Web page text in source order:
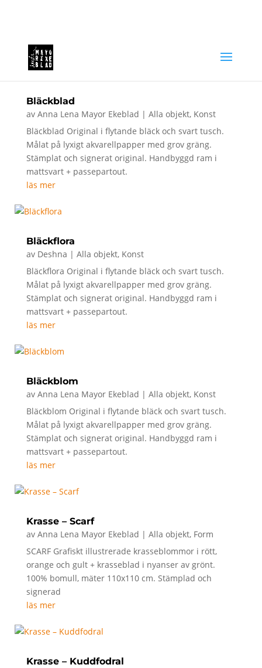
Bläckblad
av Anna Lena Mayor Ekeblad | Alla objekt, Konst
Bläckblad Original i flytande bläck och svart tusch.
Målat på lyxigt akvarellpapper med grov gräng.
Stämplat och signerat original. Handbyggd ram i
mattsvart + passepartout.
läs mer
Bläckflora
av Deshna | Alla objekt, Konst
Bläckflora Original i flytande bläck och svart tusch.
Målat på lyxigt akvarellpapper med grov gräng.
Stämplat och signerat original. Handbyggd ram i
mattsvart + passepartout.
läs mer
Bläckblom
av Anna Lena Mayor Ekeblad | Alla objekt, Konst
Bläckblom Original i flytande bläck och svart tusch.
Målat på lyxigt akvarellpapper med grov gräng.
Stämplat och signerat original. Handbyggd ram i
mattsvart + passepartout.
läs mer
Krasse – Scarf
av Anna Lena Mayor Ekeblad | Alla objekt, Form
SCARF Grafiskt illustrerade krasseblommor i rött,
orange och gult + krasseblad i nyanser av grönt.
100% bomull, mäter 110x110 cm. Stämplad och
signerad
läs mer
Krasse – Kuddfodral